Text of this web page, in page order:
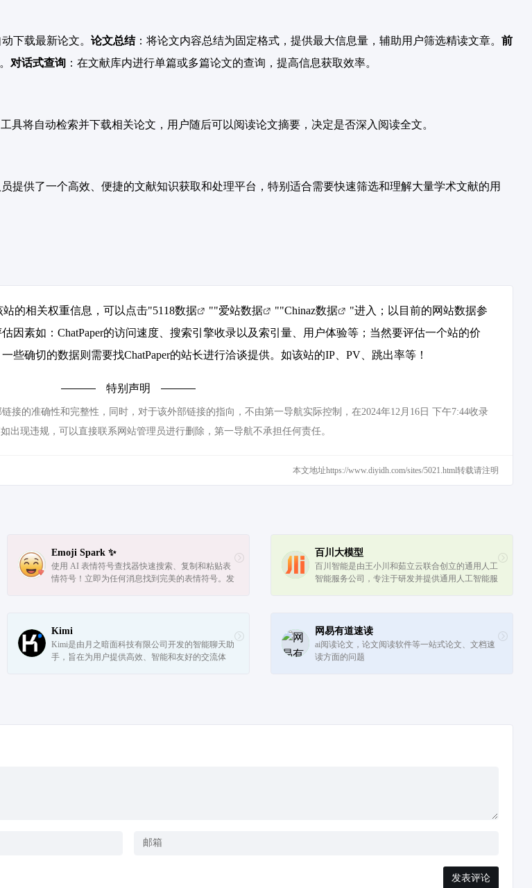
下载最新论文。 论文总结：将论文内容总结为固定格式，提供最大信息量，辅助用户筛选精读文章。 前
对话式查询 ：在文献库内进行单篇或多篇论文的查询，提高信息获取效率。
具将自动检索并下载相关论文，用户随后可以阅读论文摘要，决定是否深入阅读全文。
提供了一个高效、便捷的文献知识获取和处理平台，特别适合需要快速筛选和理解大量学术文献的用
站的相关权重信息，可以点击"5118数据 ""爱站数据 ""Chinaz数据
"进入；以目前的网站数据参
因素如：ChatPaper的访问速度、搜索引擎收录以及索引量、用户体验等；当然要评估一个站的价
些确切的数据则需要找ChatPaper的站长进行洽谈提供。如该站的IP、PV、跳出率等！
特别声明
接的准确性和完整性，同时，对于该外部链接的指向，不由第一导航实际控制，在2024年12月16日 下午7:44收录
出现违规，可以直接联系网站管理员进行删除，第一导航不承担任何责任。
本文地址https://www.diyidh.com/sites/5021.html转载请注明
Emoji Spark ✨
使用 AI 表情符号查找器快速搜索、复制和粘贴表
情符号！立即为任何消息找到完美的表情符号。发
百川大模型
百川智能是由王小川和茹立云联合创立的通用人工
智能服务公司，专注于研发并提供通用人工智能服
Kimi
Kimi是由月之暗面科技有限公司开发的智能聊天助
手，旨在为用户提供高效、智能和友好的交流体
网易有道速读
ai阅读论文，论文阅读软件等一站式论文、文档速
读方面的问题
发表评论